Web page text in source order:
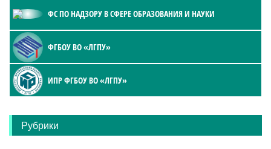
ФС ПО НАДЗОРУ В СФЕРЕ ОБРАЗОВАНИЯ И НАУКИ
ФГБОУ ВО «ЛГПУ»
ИПР ФГБОУ ВО «ЛГПУ»
Рубрики